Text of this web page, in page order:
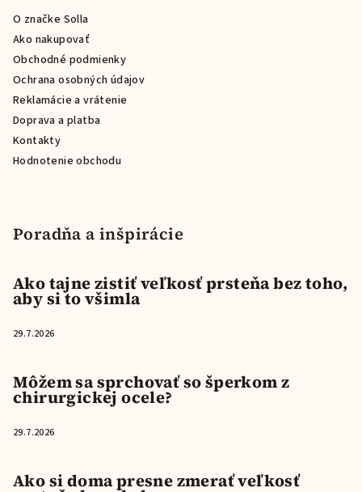
O značke Solla
Ako nakupovať
Obchodné podmienky
Ochrana osobných údajov
Reklamácie a vrátenie
Doprava a platba
Kontakty
Hodnotenie obchodu
Poradňa a inšpirácie
Ako tajne zistiť veľkosť prsteňa bez toho,
aby si to všimla
29.7.2026
Môžem sa sprchovať so šperkom z
chirurgickej ocele?
29.7.2026
Ako si doma presne zmerať veľkosť